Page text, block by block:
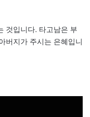
것입니다. 타고남은 부
버지가 주시는 은혜입니